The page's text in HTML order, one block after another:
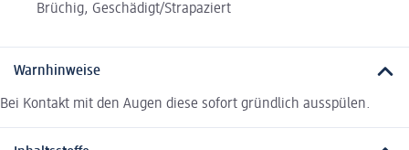
Brüchig, Geschädigt/Strapaziert
Warnhinweise
Bei Kontakt mit den Augen diese sofort gründlich ausspülen.